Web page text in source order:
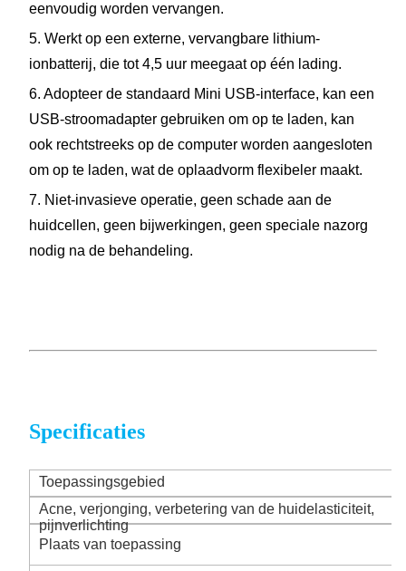
eenvoudig worden vervangen.
5. Werkt op een externe, vervangbare lithium-
ionbatterij, die tot 4,5 uur meegaat op één lading.
6. Adopteer de standaard Mini USB-interface, kan een
USB-stroomadapter gebruiken om op te laden, kan
ook rechtstreeks op de computer worden aangesloten
om op te laden, wat de oplaadvorm flexibeler maakt.
7. Niet-invasieve operatie, geen schade aan de
huidcellen, geen bijwerkingen, geen speciale nazorg
nodig na de behandeling.
Specificaties
Toepassingsgebied
Acne, verjonging, verbetering van de huidelasticiteit,
pijnverlichting
Plaats van toepassing